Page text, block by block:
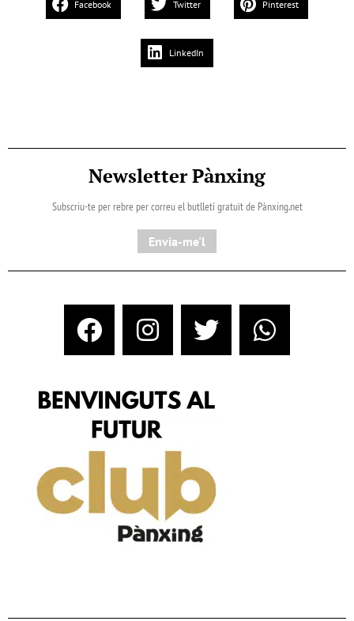
Facebook Twitter Pinterest
LinkedIn
Newsletter Pànxing
Subscriu-te per rebre per correu el butlletí gratuït de Pànxing.net​
Envia-me'l